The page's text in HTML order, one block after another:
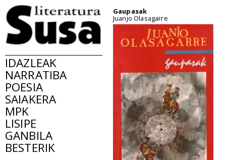
IDAZLEAK
NARRATIBA
POESIA
SAIAKERA
MPK
LISIPE
GANBILA
BESTERIK
Gaupasak
Juanjo Olasagarre